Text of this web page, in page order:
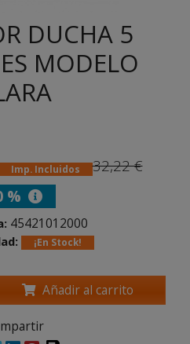
DUCHA 5
MODELO
Imp. Incluidos
32,22 €
%
45421012000
¡En Stock!
Añadir al carrito